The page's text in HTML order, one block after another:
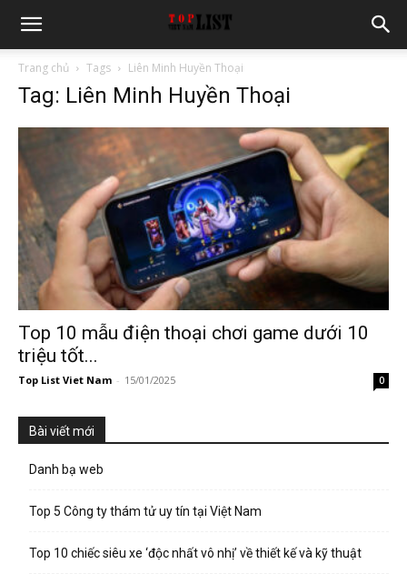
Trang chủ Tags Liên Minh Huyền Thoại
Tag: Liên Minh Huyền Thoại
Top 10 mẫu điện thoại chơi game dưới 10
triệu tốt...
Top List Viet Nam - 15/01/2025 0
Bài viết mới
Danh bạ web
Top 5 Công ty thám tử uy tín tại Việt Nam
Top 10 chiếc siêu xe ‘độc nhất vô nhị’ về thiết kế và kỹ thuật